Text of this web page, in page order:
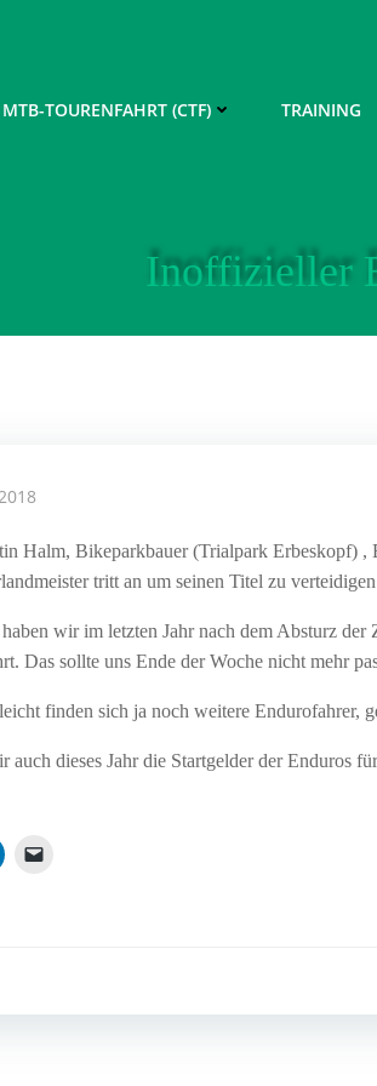
MTB-TOURENFAHRT (CTF) TRAINING
Inoffizieller
Halm, Bikeparkbauer (Trialpark Erbeskopf) ,
tritt an um seinen Titel zu
wir im letzten Jahr nach dem Absturz
Das sollte uns Ende der Woche nicht mehr
finden sich ja noch weitere Endurofahrer,
auch dieses Jahr die Startgelder der Enduros